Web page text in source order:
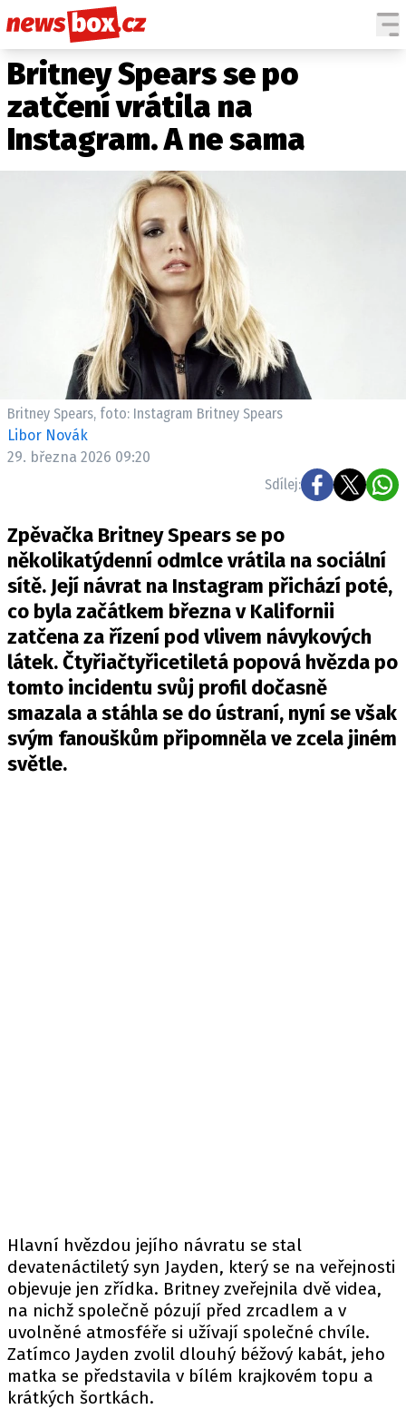
DOMÁCÍ
ZAHRANIČÍ
POČASÍ
KRIMI
ČESKÉ CELEBRITY
SVĚTOVÉ CELEBRITY
SLEDUJTE NÁS NA|
Máte příběh, fotku nebo video?
Pošlete e-mail na newsbox.cz
KONTAKT
VYDAVATEL
INZERCE
OSOBNÍ ÚDAJE / COOKIES
VOLNÁ MÍSTA
Provozovatelem serveru newsbox.cz je
INCORP MEDIA GROUP s.r.o., IČ: 118 23 054
Britney Spears se po
zatčení vrátila na
Instagram. A ne sama
Britney Spears, foto: Instagram Britney Spears
Libor Novák
29. března 2026 09:20
Sdílej:
Zpěvačka Britney Spears se po
několikatýdenní odmlce vrátila na sociální
sítě. Její návrat na Instagram přichází poté,
co byla začátkem března v Kalifornii
zatčena za řízení pod vlivem návykových
látek. Čtyřiačtyřicetiletá popová hvězda po
tomto incidentu svůj profil dočasně
smazala a stáhla se do ústraní, nyní se však
svým fanouškům připomněla ve zcela jiném
světle.
Hlavní hvězdou jejího návratu se stal
devatenáctiletý syn Jayden, který se na veřejnosti
objevuje jen zřídka. Britney zveřejnila dvě videa,
na nichž společně pózují před zrcadlem a v
uvolněné atmosféře si užívají společné chvíle.
Zatímco Jayden zvolil dlouhý béžový kabát, jeho
matka se představila v bílém krajkovém topu a
krátkých šortkách.